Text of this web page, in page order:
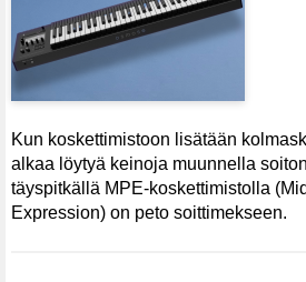
Kun koskettimistoon lisätään
alkaa löytyä keinoja muunnella
täyspitkällä MPE-koskettimistolla
Expression) on peto soittimekseen.